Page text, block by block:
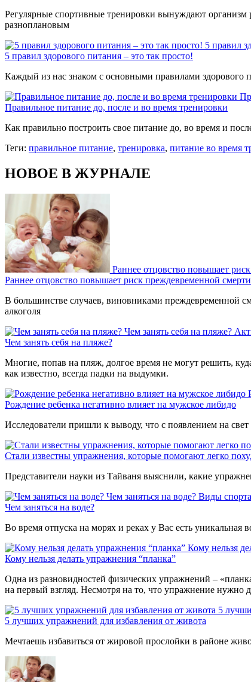
Регулярные спортивные тренировки вынуждают
разноплановым
5 правил
5 правил здорового питания – это так просто!
Каждый из нас знаком с основными правилами здорового
Правильное питание до, после и во время тренировки
Как правильно построить свое питание до, во время и
Теги: правильное питание, тренировка, питание во время
НОВОЕ В ЖУРНАЛЕ
Раннее отцовство повышает
Раннее отцовство повышает риск преждевременной
В большинстве случаев, виновниками преждевременной
алкоголя
Чем занять себя на пляже?
Чем занять себя на пляже?
Многие, попав на пляж, долгое время не могут решить,
как известно, всегда падки на выдумки.
Рождение ребенка негативно влияет на мужское либидо
Исследователи пришли к выводу, что с появлением на
Стали известны упражнения, которые помогают легко
Представители науки из Тайваня выяснили, какие
Чем заняться на воде? Виды спорта
Чем заняться на воде?
Во время отпуска на морях и реках у Вас есть
Кому нельзя
Кому нельзя делать упражнения “планка”
Одна из разновидностей физических упражнений –
на первый взгляд. Несмотря на то, что упражнение нужно
5
5 лучших упражнений для избавления от живота
Мечтаешь избавиться от жировой прослойки в районе